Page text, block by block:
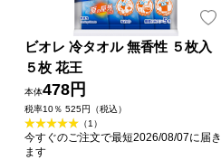
ビオレ 冷タオル 無香性 ５枚入
５枚 花王
本体478円
税率10％ 525円（税込）
（1）
今すぐのご注文で最短2026/08/07に届き
ます